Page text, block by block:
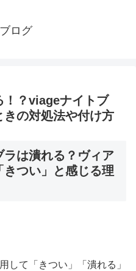
ログ
！？viageナイトブ
きの対処法や付け方
ラは潰れる？ヴィア
つい」と感じる理
して「きつい」「潰れる」